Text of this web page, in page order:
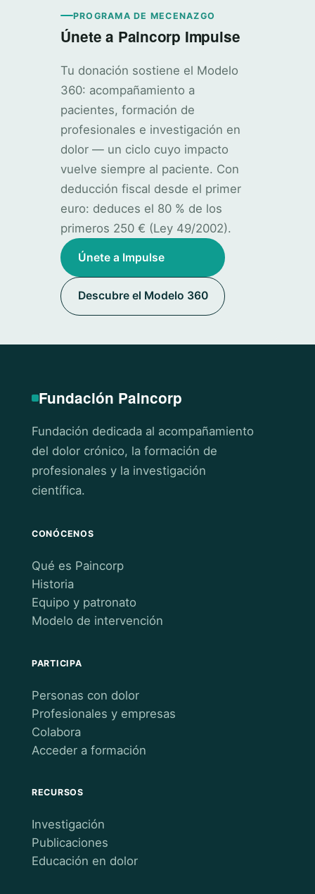
PROGRAMA DE MECENAZGO
Únete a Paincorp Impulse
Tu donación sostiene el Modelo
360: acompañamiento a
pacientes, formación de
profesionales e investigación en
dolor — un ciclo cuyo impacto
vuelve siempre al paciente. Con
deducción fiscal desde el primer
euro: deduces el 80 % de los
primeros 250 € (Ley 49/2002).
Únete a Impulse
Descubre el Modelo 360
Fundación Paincorp
Fundación dedicada al acompañamiento
del dolor crónico, la formación de
profesionales y la investigación
científica.
CONÓCENOS
Qué es Paincorp
Historia
Equipo y patronato
Modelo de intervención
PARTICIPA
Personas con dolor
Profesionales y empresas
Colabora
Acceder a formación
RECURSOS
Investigación
Publicaciones
Educación en dolor